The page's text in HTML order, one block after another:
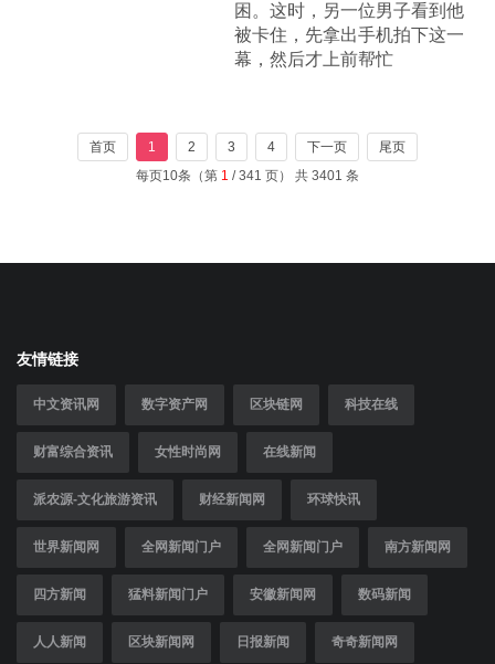
困。这时，另一位男子看到他
被卡住，先拿出手机拍下这一
幕，然后才上前帮忙
首页 1 2 3 4 下一页
尾页
每页10条（第 1 / 341 页） 共 3401 条
友情链接
中文资讯网 数字资产网 区块链网 科技在线
财富综合资讯 女性时尚网 在线新闻
派农源-文化旅游资讯 财经新闻网 环球快讯
世界新闻网 全网新闻门户 全网新闻门户 南方新闻网
四方新闻 猛料新闻门户 安徽新闻网 数码新闻
人人新闻 区块新闻网 日报新闻 奇奇新闻网